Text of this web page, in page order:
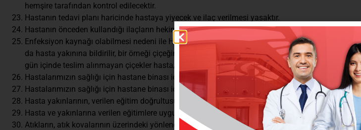
hemşire tarafından kontrol edilecektir.
Hastanın tedavi planı haricinde hastaya yiyecek ve ilaç verilmesi yasaktır.
Hastanın önceden kullandığı ilaçların hekim ve hemşireye doğru bir şekilde beyan edilmesi ve
Enfeksiyon kaynağı olabilmesi nedeni ile Hasta odalarına taze/canlı çiçek kabul
da hasta yakınına bildirilir, bir örneği çiçeğin üzerinde bulunan “Çiçek Teslim Kartı” hasta veya
gün içinde teslim alınmayan çiçekler hasta/ hasta yakınına bilgi verilerek imha edilir.
Hastalarımızın sağlığı için hastane binası içerisinde sigara içilmesine kesinlikle izin
Hastalarımızın sağlığı için hastane binası içerisine / hasta odalarına alkol veya alkol içerikli
Hasta yakınlarının, verilen eğitim doğrultusunda el hijyeni, kişisel koruyucu ekipman ve
Hasta ve yakınlarına verilen eğitimlere uygun davranılmalıdır.
Atıkların, atık kovalarının üzerindeki yönlendirmelere uygun olarak atılması gerekmektedir.